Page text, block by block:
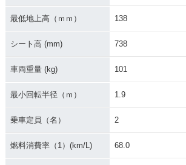
最低地上高（ｍｍ） 138
シート高 (mm) 738
車両重量 (kg) 101
最小回転半径（ｍ） 1.9
乗車定員（名） 2
燃料消費率（1）(km/L) 68.0